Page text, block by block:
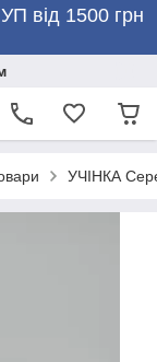
від 1500 грн
УЧІНКА